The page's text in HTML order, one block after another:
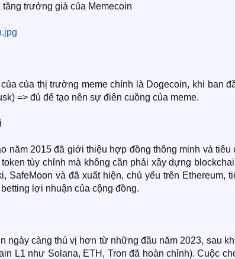
trưởng giá của Memecoin
của thị trường meme chính là Dogecoin, khi ban
=> đủ để tạo nên sự điên cuồng của meme.
năm 2015 đã giới thiệu hợp đồng thông minh và
tùy chỉnh mà không cần phải xây dựng
SafeMoon và đã xuất hiện, chủ yếu trên Ethereum,
lợi nhuận của cộng đồng.
ngày càng thú vị hơn từ những đầu năm 2023, sau
L1 như Solana, ETH, Tron đã hoàn chỉnh). Cuộc